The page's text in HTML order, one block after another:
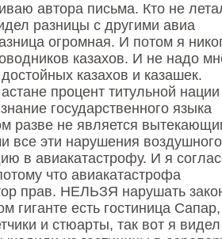
автора письма. Кто не
разницы с другими авиа
огромная. И потом я
казахов. И не надо
достойных казахов и казашек.
процент титульной нации
государственного языка
разве не является
все эти нарушения воздушного
в авиакатастрофу. И я
что авиакатастрофа
прав. НЕЛЬЗЯ нарушать
гиганте есть гостиница Сапар,
и стюарты, так вот я